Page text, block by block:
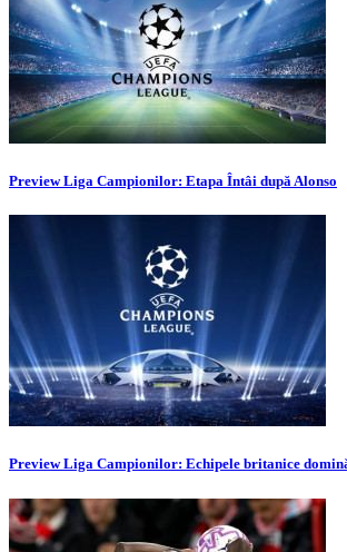
Preview Liga Campionilor: Etapa Întâi după Alonso
Preview Liga Campionilor: Echipele britanice